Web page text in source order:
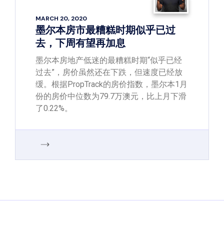
MARCH 20, 2020
墨尔本房市最糟糕时期似乎已过
去，下周有望再加息
墨尔本房地产低迷的最糟糕时期“似乎已经
过去”，房价虽然还在下跌，但速度已经放
缓。根据PropTrack的房价指数，墨尔本1月
份的房价中位数为79.7万澳元，比上月下滑
了0.22%。